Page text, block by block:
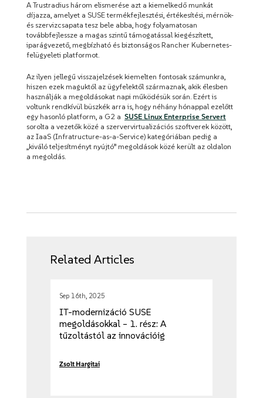
A Trustradius három elismerése azt a kiemelkedő munkát
díjazza, amelyet a SUSE termékfejlesztési, értékesítési, mérnök-
és szervizcsapata tesz bele abba, hogy folyamatosan
továbbfejlessze a magas szintű támogatással kiegészített,
iparágvezető, megbízható és biztonságos Rancher Kubernetes-
felügyeleti platformot.
Az ilyen jellegű visszajelzések kiemelten fontosak számunkra,
hiszen ezek maguktól az ügyfelektől származnak, akik élesben
használják a megoldásokat napi működésük során. Ezért is
voltunk rendkívül büszkék arra is, hogy néhány hónappal ezelőtt
egy hasonló platform, a G2 a SUSE Linux Enterprise Servert
sorolta a vezetők közé a szervervirtualizációs szoftverek között,
az IaaS (Infratructure-as-a-Service) kategóriában pedig a
„kiváló teljesítményt nyújtó” megoldások közé került az oldalon
a megoldás.
Related Articles
Sep 16th, 2025
IT-modernizáció SUSE
megoldásokkal – 1. rész: A
tűzoltástól az innovációig
Zsolt Hargitai